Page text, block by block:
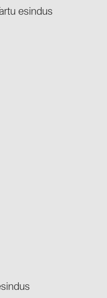
esindus